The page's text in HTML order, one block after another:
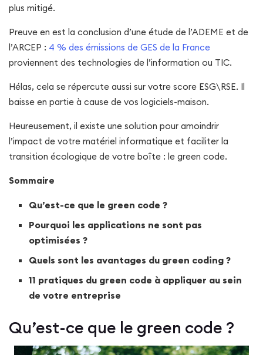
plus mitigé.
Preuve en est la conclusion d’une étude de l’ADEME et de
l’ARCEP : 4 % des émissions de GES de la France
proviennent des technologies de l’information ou TIC.
Hélas, cela se répercute aussi sur votre score ESG\RSE. Il
baisse en partie à cause de vos logiciels-maison.
Heureusement, il existe une solution pour amoindrir
l’impact de votre matériel informatique et faciliter la
transition écologique de votre boîte : le green code.
Sommaire
Qu’est-ce que le green code ?
Pourquoi les applications ne sont pas
optimisées ?
Quels sont les avantages du green coding ?
11 pratiques du green code à appliquer au sein
de votre entreprise
Qu’est-ce que le green code ?